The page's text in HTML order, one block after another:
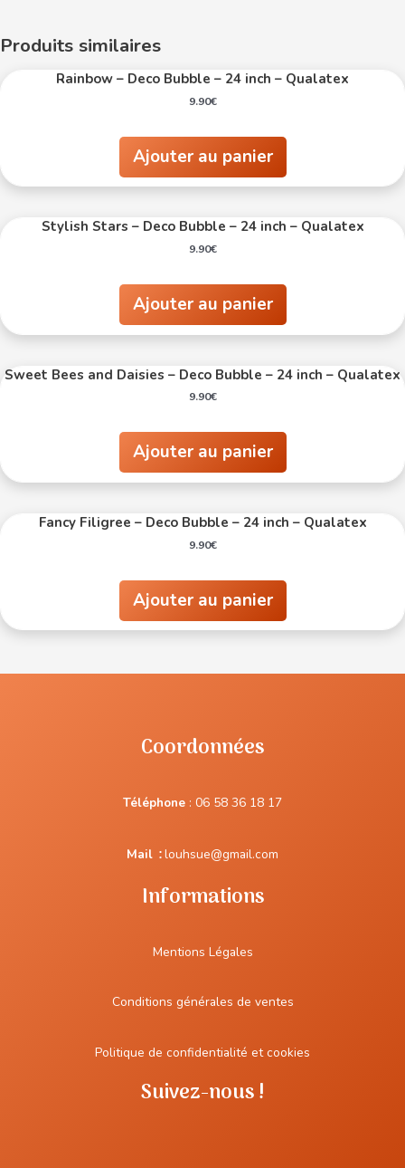
Produits similaires
Rainbow – Deco Bubble – 24 inch – Qualatex
9.90€
Ajouter au panier
Stylish Stars – Deco Bubble – 24 inch – Qualatex
9.90€
Ajouter au panier
Sweet Bees and Daisies – Deco Bubble – 24 inch – Qualatex
9.90€
Ajouter au panier
Fancy Filigree – Deco Bubble – 24 inch – Qualatex
9.90€
Ajouter au panier
Coordonnées
Téléphone : 06 58 36 18 17
Mail :louhsue@gmail.com
Informations
Mentions Légales
Conditions générales de ventes
Politique de confidentialité et cookies
Suivez-nous !